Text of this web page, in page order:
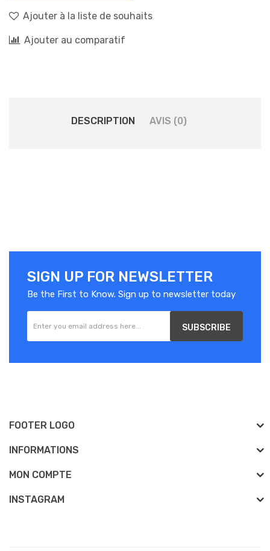
Ajouter à la liste de souhaits
Ajouter au comparatif
DESCRIPTION AVIS (0)
SIGN UP FOR NEWSLETTER
Be the First to Know. Sign up to newsletter today
SUBSCRIBE
FOOTER LOGO
INFORMATIONS
MON COMPTE
INSTAGRAM